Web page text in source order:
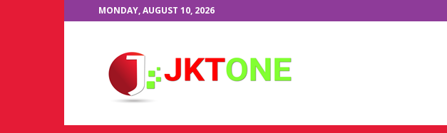
MONDAY, AUGUST 10, 2026